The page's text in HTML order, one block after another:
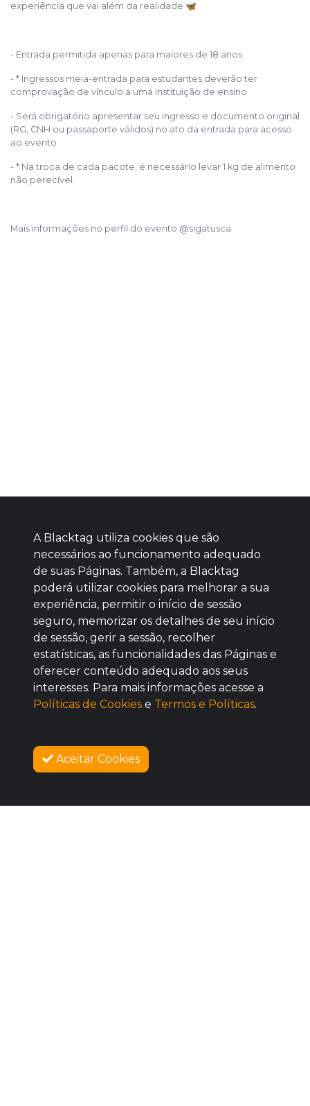
experiência que vai além da realidade 🦋
- Entrada permitida apenas para maiores de 18 anos
- * Ingressos meia-entrada para estudantes deverão ter
comprovação de vínculo a uma instituição de ensino
- Será obrigatório apresentar seu ingresso e documento original
(RG, CNH ou passaporte válidos) no ato da entrada para acesso
ao evento
- * Na troca de cada pacote, é necessário levar 1 kg de alimento
não perecível.
Mais informações no perfil do evento @sigatusca
Baixe agora nosso app
SOBRE NÓS
A Blacktag utiliza cookies que são
necessários ao funcionamento adequado
de suas Páginas. Também, a Blacktag
poderá utilizar cookies para melhorar a sua
experiência, permitir o início de sessão
seguro, memorizar os detalhes de seu início
de sessão, gerir a sessão, recolher
estatísticas, as funcionalidades das Páginas e
oferecer conteúdo adequado aos seus
interesses. Para mais informações acesse a
Políticas de Cookies e Termos e Políticas.
Aceitar Cookies